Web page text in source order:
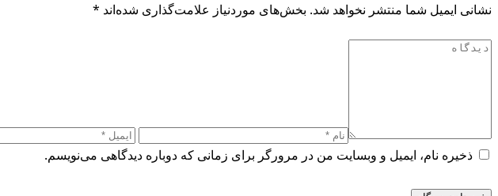
نشانی ایمیل شما منتشر نخواهد شد. بخش‌های موردنیاز علامت‌گذاری شده‌اند *
ذخیره نام، ایمیل و وبسایت من در مرورگر برای زمانی که دوباره دیدگاهی می‌نویسم.